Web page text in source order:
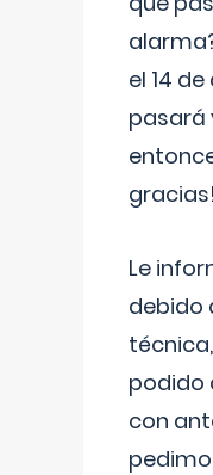
el 14
pasará
gracias!
Le
debido
podido
con